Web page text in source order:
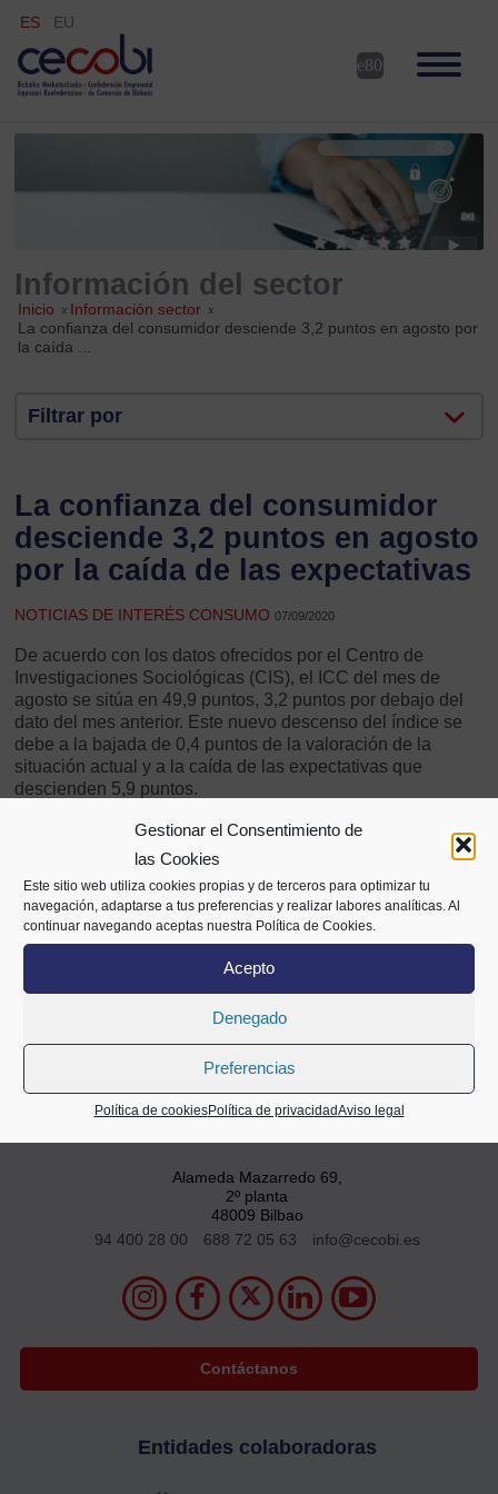
Gestionar el Consentimiento de
las Cookies
Este sitio web utiliza cookies propias y de terceros para optimizar tu
navegación, adaptarse a tus preferencias y realizar labores analíticas. Al
continuar navegando aceptas nuestra Política de Cookies.
Acepto
Denegado
Preferencias
Política de cookiesPolítica de privacidadAviso legal
ES EU
Información del sector
Inicio » Información sector »
La confianza del consumidor desciende 3,2 puntos en agosto por
la caída ...
Filtrar por
La confianza del consumidor
desciende 3,2 puntos en agosto
por la caída de las expectativas
NOTICIAS DE INTERÉS CONSUMO07/09/2020
De acuerdo con los datos ofrecidos por el Centro de
Investigaciones Sociológicas (CIS), el ICC del mes de
agosto se sitúa en 49,9 puntos, 3,2 puntos por debajo del
dato del mes anterior. Este nuevo descenso del índice se
debe a la bajada de 0,4 puntos de la valoración de la
situación actual y a la caída de las expectativas que
descienden 5,9 puntos.
Más información
Compartir
Alameda Mazarredo 69,
2º planta
48009 Bilbao
94 400 28 00
688 72 05 63 info@cecobi.es
Contáctanos
Entidades colaboradoras